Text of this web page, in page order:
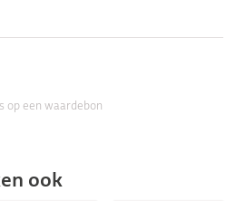
op een waardebon
ook